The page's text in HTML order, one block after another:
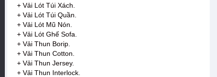
+ Vải Lót Túi Xách.
+ Vải Lót Túi Quần.
+ Vải Lót Mũ Nón.
+ Vải Lót Ghế Sofa.
+ Vải Thun Borip.
+ Vải Thun Cotton.
+ Vải Thun Jersey.
+ Vải Thun Interlock.